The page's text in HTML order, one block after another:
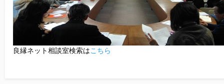
良縁ネット相談室検索はこちら